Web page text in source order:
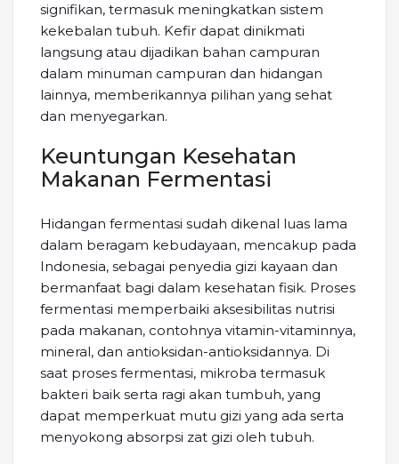
signifikan, termasuk meningkatkan sistem
kekebalan tubuh. Kefir dapat dinikmati
langsung atau dijadikan bahan campuran
dalam minuman campuran dan hidangan
lainnya, memberikannya pilihan yang sehat
dan menyegarkan.
Keuntungan Kesehatan
Makanan Fermentasi
Hidangan fermentasi sudah dikenal luas lama
dalam beragam kebudayaan, mencakup pada
Indonesia, sebagai penyedia gizi kayaan dan
bermanfaat bagi dalam kesehatan fisik. Proses
fermentasi memperbaiki aksesibilitas nutrisi
pada makanan, contohnya vitamin-vitaminnya,
mineral, dan antioksidan-antioksidannya. Di
saat proses fermentasi, mikroba termasuk
bakteri baik serta ragi akan tumbuh, yang
dapat memperkuat mutu gizi yang ada serta
menyokong absorpsi zat gizi oleh tubuh.